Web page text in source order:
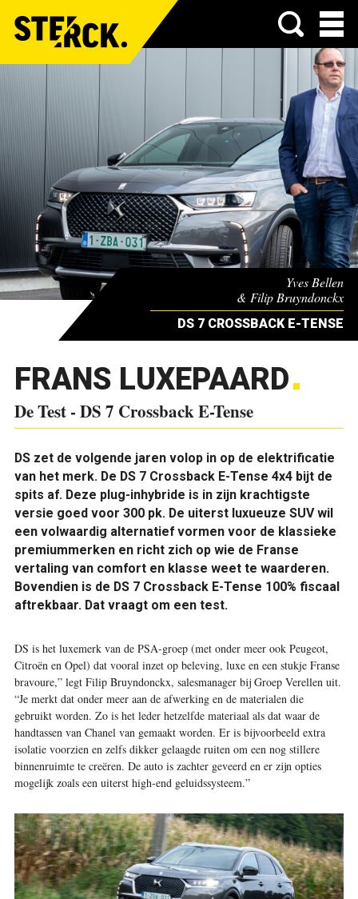
Menu
Yves Bellen
& Filip Bruyndonckx
DS 7 CROSSBACK E-TENSE
FRANS LUXEPAARD
De Test - DS 7 Crossback E-Tense
DS zet de volgende jaren volop in op de elektrificatie
van het merk. De DS 7 Crossback E-Tense 4x4 bijt de
spits af. Deze plug-inhybride is in zijn krachtigste
versie goed voor 300 pk. De uiterst luxueuze SUV wil
een volwaardig alternatief vormen voor de klassieke
premiummerken en richt zich op wie de Franse
vertaling van comfort en klasse weet te waarderen.
Bovendien is de DS 7 Crossback E-Tense 100% fiscaal
aftrekbaar. Dat vraagt om een test.
DS is het luxemerk van de PSA-groep (met onder meer ook Peugeot,
Citroën en Opel) dat vooral inzet op beleving, luxe en een stukje Franse
bravoure,” legt Filip Bruyndonckx, salesmanager bij Groep Verellen uit.
“Je merkt dat onder meer aan de afwerking en de materialen die
gebruikt worden. Zo is het leder hetzelfde materiaal als dat waar de
handtassen van Chanel van gemaakt worden. Er is bijvoorbeeld extra
isolatie voorzien en zelfs dikker gelaagde ruiten om een nog stillere
binnenruimte te creëren. De auto is zachter geveerd en er zijn opties
mogelijk zoals een uiterst high-end geluidssysteem.”